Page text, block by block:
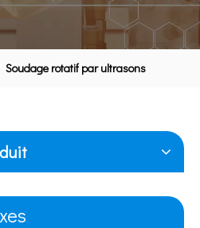
Soudage rotatif par ultrasons